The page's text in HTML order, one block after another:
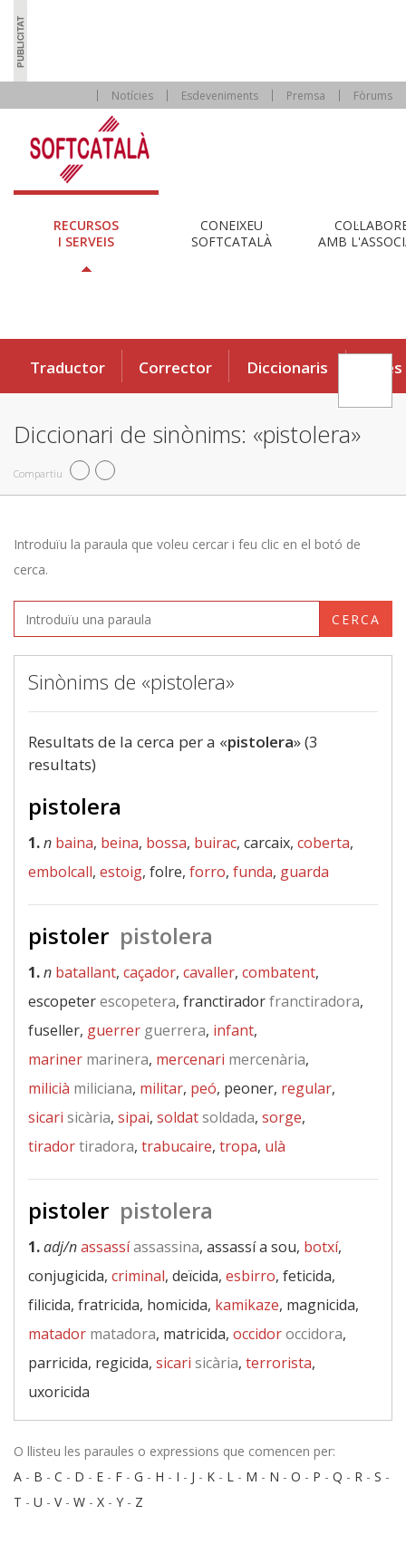
Notícies Esdeveniments Premsa Fòrums
RECURSOS
I SERVEIS
CONEIXEU
SOFTCATALÀ
AMB
Traductor Corrector Diccionaris Eines
Diccionari de sinònims: «pistolera»
Compartiu
Introduïu la paraula que voleu cercar i feu clic en el botó de
cerca.
CERCA
Sinònims de «pistolera»
Resultats de la cerca per a «pistolera» (3
resultats)
pistolera
1.n baina, beina, bossa, buirac, carcaix, coberta,
embolcall, estoig, folre, forro, funda, guarda
pistoler pistolera
1.n batallant, caçador, cavaller, combatent,
escopeterescopetera, franctiradorfranctiradora,
fuseller, guerrer guerrera, infant,
mariner marinera, mercenari mercenària,
milicià miliciana, militar, peó, peoner, regular,
sicari sicària, sipai, soldatsoldada, sorge,
tiradortiradora, trabucaire, tropa, ulà
pistoler pistolera
1.adj/nassassíassassina, assassí a sou, botxí,
conjugicida, criminal, deïcida, esbirro, feticida,
filicida, fratricida, homicida, kamikaze, magnicida,
matador matadora, matricida, occidoroccidora,
parricida, regicida, sicari sicària, terrorista,
uxoricida
O llisteu les paraules o expressions que comencen per:
A - B - C - D - E - F - G - H - I - J - K - L - M - N - O - P - Q - R - S -
T - U - V- W - X - Y - Z